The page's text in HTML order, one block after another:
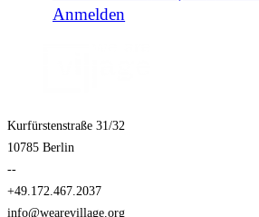
Anmelden
Kurfürstenstraße 31/32
10785 Berlin
--
+49.172.467.2037
info@wearevillage.org